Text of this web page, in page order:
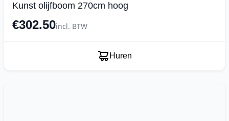
Kunst olijfboom 270cm hoog
€302.50incl. BTW
Huren